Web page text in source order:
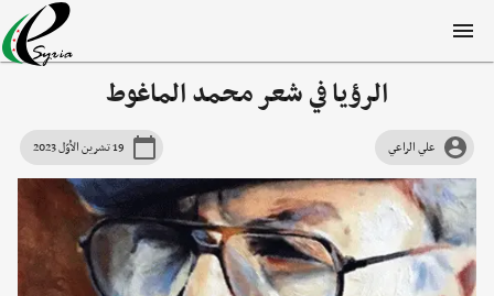
الرؤيا في شعر محمد الماغوط
علي الراعي 19 تشرين الأوّل 2023